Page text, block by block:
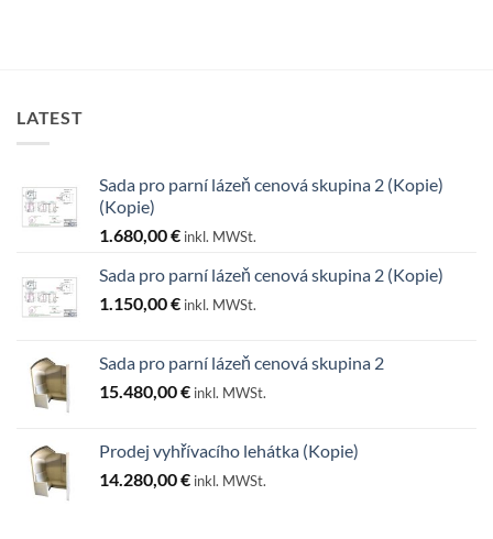
LATEST
Sada pro parní lázeň cenová skupina 2 (Kopie)
(Kopie)
1.680,00€ inkl. MWSt.
Sada pro parní lázeň cenová skupina 2 (Kopie)
1.150,00€ inkl. MWSt.
Sada pro parní lázeň cenová skupina 2
15.480,00€ inkl. MWSt.
Prodej vyhřívacího lehátka (Kopie)
14.280,00€ inkl. MWSt.